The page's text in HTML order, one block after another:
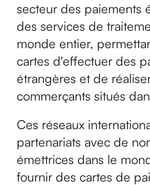
secteur des paiements
des services de
monde entier,
cartes d'effectuer des
étrangères et de
commerçants situés
Ces réseaux
partenariats avec de
émettrices dans le
fournir des cartes de